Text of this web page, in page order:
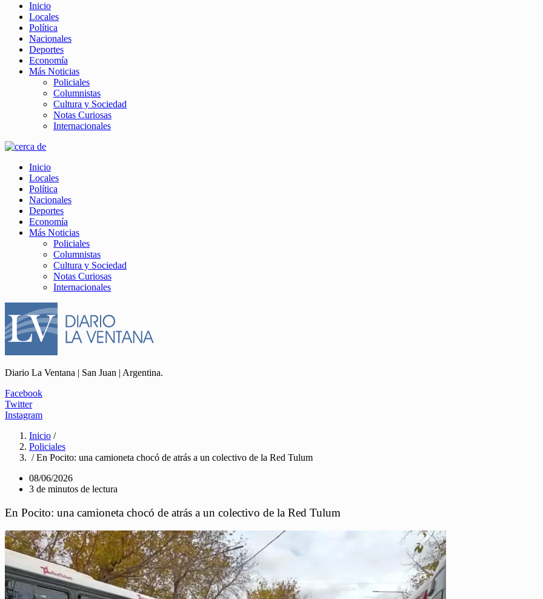
Inicio
Locales
Política
Nacionales
Deportes
Economía
Más Noticias
Policiales
Columnistas
Cultura y Sociedad
Notas Curiosas
Internacionales
Inicio
Locales
Política
Nacionales
Deportes
Economía
Más Noticias
Policiales
Columnistas
Cultura y Sociedad
Notas Curiosas
Internacionales
Diario La Ventana | San Juan | Argentina.
Facebook
Twitter
Instagram
Inicio /
Policiales
/ En Pocito: una camioneta chocó de atrás a un colectivo de la Red Tulum
08/06/2026
3 de minutos de lectura
En Pocito: una camioneta chocó de atrás a un colectivo de la Red Tulum